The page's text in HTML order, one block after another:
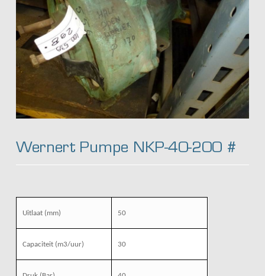
Wernert Pumpe NKP-40-200 #
Uitlaat (mm) 50
Capaciteit (m3/uur) 30